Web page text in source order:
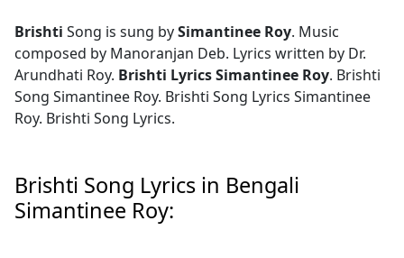
Brishti Song is sung bySimantinee Roy. Music
composed by Manoranjan Deb. Lyrics written by Dr.
Arundhati Roy. Brishti Lyrics Simantinee Roy. Brishti
Song Simantinee Roy. Brishti Song Lyrics Simantinee
Roy. Brishti Song Lyrics.
Brishti Song Lyrics in Bengali
Simantinee Roy: